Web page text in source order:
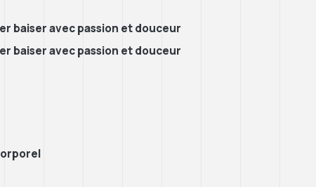
baiser avec passion et douceur
baiser avec passion et douceur